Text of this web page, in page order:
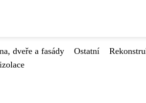
dveře a fasády Ostatní